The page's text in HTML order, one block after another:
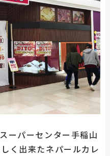
ーパーセンター手稲山
く出来たネパールカレ